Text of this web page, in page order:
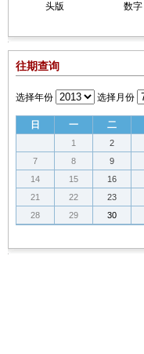
头版
数字
往期查询
选择年份 选择月份
日 一 二
1 2
7
8 9
14
15 16
21
22 23
28
29 30